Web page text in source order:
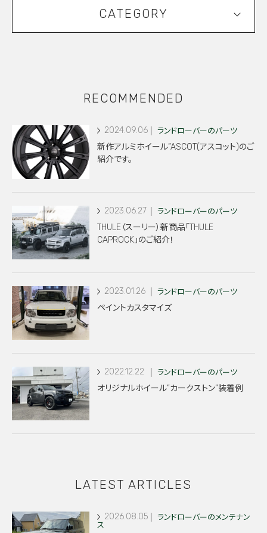
CATEGORY
RECOMMENDED
2024.09.06 ランドローバーのパーツ
新作アルミホイール”ASCOT(アスコット)のご
紹介です。
2023.06.27 ランドローバーのパーツ
THULE（スーリー）新商品「THULE
CAPROCK」のご紹介！
2023.01.26 ランドローバーのパーツ
ペイントカスタマイズ
2022.12.22 ランドローバーのパーツ
オリジナルホイール”カークストン”装着例
LATEST ARTICLES
2026.08.05
ランドローバーのメンテナン
ス